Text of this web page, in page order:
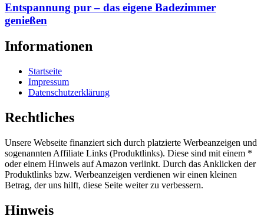
Entspannung pur – das eigene Badezimmer
genießen
Informationen
Startseite
Impressum
Datenschutzerklärung
Rechtliches
Unsere Webseite finanziert sich durch platzierte Werbeanzeigen und
sogenannten Affiliate Links (Produktlinks). Diese sind mit einem *
oder einem Hinweis auf Amazon verlinkt. Durch das Anklicken der
Produktlinks bzw. Werbeanzeigen verdienen wir einen kleinen
Betrag, der uns hilft, diese Seite weiter zu verbessern.
Hinweis